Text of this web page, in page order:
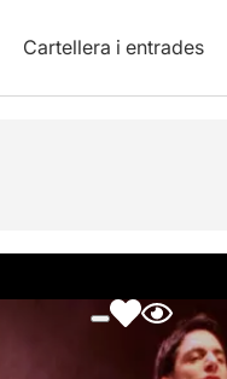
Cartellera i entrades
Fotos i vídeos